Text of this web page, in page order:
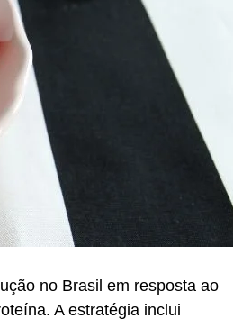
no Brasil em resposta ao
A estratégia inclui